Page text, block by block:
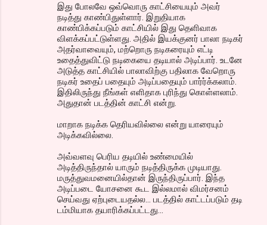
இது போலவே ஒவ்வொரு காட்சியையும் அவர்
நடித்து காண்பிதுள்ளார். இறுதியாக
காண்பிக்கப்படும் காட்சியில் இது தெளிவாக
விளக்கப்பட்டுள்ளது. அதில் இயக்குனர் பாலா நடிகர்
அதர்வாவையும், மற்றொரு நடிகரையும் எட்டி
உதைத்துவிட்டு நடிகையை தடியால் அடிப்பார். உடனே
அடுத்த காட்சியில் பாலாவிற்கு பதிலாக வேறொரு
நடிகர் உதைப் பதையும் அடிப்பதையும் பார்ர்க்கலாம்.
இதிலிருந்து நீங்கள் எளிதாக புரிந்து கொள்ளலாம்.
அதுதான் படத்தின் காட்சி என்று.
மாறாக நடிக்க தெரியவில்லை என்று யாரையும்
அடிக்கவில்லை.
அவ்வளவு பெரிய தடியில் உண்மையில்
அடித்திருந்தால் யாரும் நடித்திருக்க முடியாது.
மருத்துவமனையில்தான் இருந்திருப்பார். இந்த
அடிப்படை யோசனை கூட இல்லமால் விமர்சனம்
செய்வது ஏற்புடையதல்ல... படத்தில் காட்டப்படும் தடி
டம்மியாக தயாரிக்கப்பட்டது...